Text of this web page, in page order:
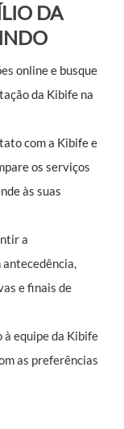
DA
online e busque
da Kibife na
com a Kibife e
os serviços
às suas
a
antecedência,
e finais de
à equipe da Kibife
as preferências